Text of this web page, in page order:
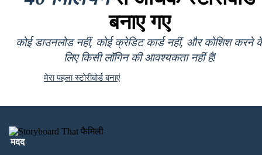
बनाए गए
कोई डाउनलोड नहीं, कोई क्रेडिट कार्ड नहीं, और कोशिश करने
लिए किसी लॉगिन की आवश्यकता नहीं है!
मेरा पहला स्टोरीबोर्ड बनाएं
मदद